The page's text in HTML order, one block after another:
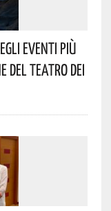
Eventi Più
Del Teatro Dei